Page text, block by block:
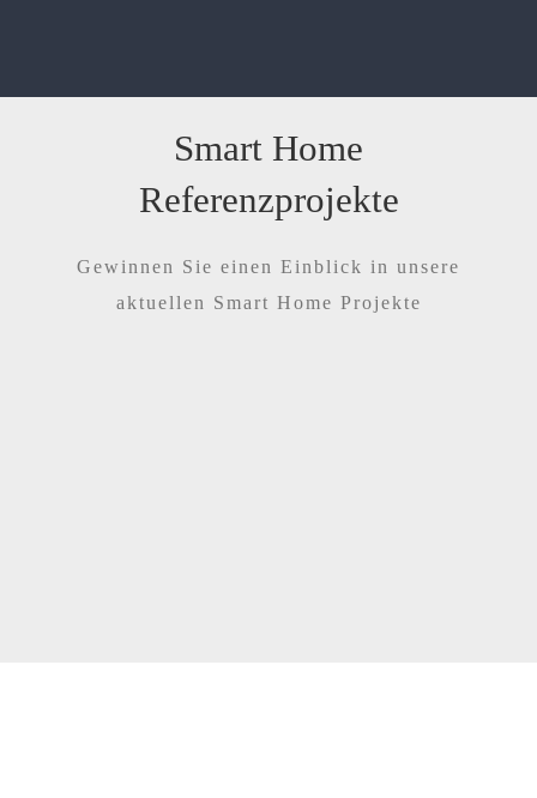
Smart Home
Referenzprojekte
Gewinnen Sie einen Einblick in unsere
aktuellen Smart Home Projekte